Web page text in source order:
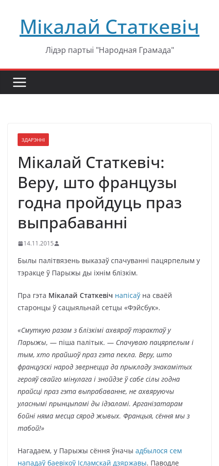
содержимому
Мікалай Статкевіч
Лідэр партыі "Народная Грамада"
ЗДАРЭННІ
Мікалай Статкевіч:
Веру, што французы
годна пройдуць праз
выпрабаванні
14.11.2015
Былы палітвязень выказаў спачуванні пацярпелым у
тэракце ў Парыжы ды іхнім блізкім.
Пра гэта Мікалай Статкевіч напісаў на сваёй
старонцы ў сацыяльнай сетцы «Фэйсбук».
«Смуткую разам з блізкімі ахвяраў тэрактаў у
Парыжы, — піша палітык. — Спачуваю пацярпелым і
тым, хто прайшоў праз гэта пекла. Веру, што
французскі народ звернецца да прыкладу знакамітых
герояў свайго мінулага і знойдзе ў сабе сілы годна
прайсці праз гэта выпрабаванне, не ахвяруючы
уласнымі прынцыпамі ды ідэаламi. Арганізатарам
бойні няма месца сярод жывых. Францыя, сёння мы з
табой!»
Нагадаем, у Парыжы сёння ўначы адбылося сем
нападаў баевікоў Ісламскай дзяржавы. Паводле